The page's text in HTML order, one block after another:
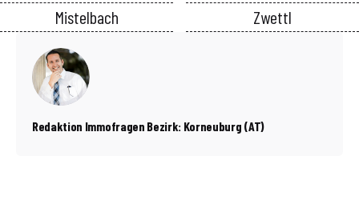
Mistelbach
Zwettl
Redaktion Immofragen Bezirk: Korneuburg (AT)